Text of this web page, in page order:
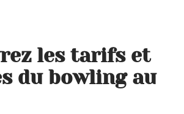
les tarifs et
du bowling au